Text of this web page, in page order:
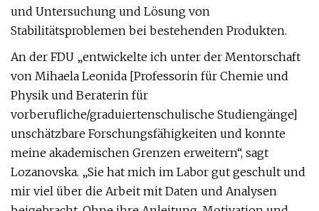
und Untersuchung und Lösung von
Stabilitätsproblemen bei bestehenden Produkten.
An der FDU „entwickelte ich unter der Mentorschaft
von Mihaela Leonida [Professorin für Chemie und
Physik und Beraterin für
vorberufliche/graduiertenschulische Studiengänge]
unschätzbare Forschungsfähigkeiten und konnte
meine akademischen Grenzen erweitern“, sagt
Lozanovska. „Sie hat mich im Labor gut geschult und
mir viel über die Arbeit mit Daten und Analysen